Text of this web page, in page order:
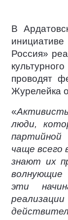
В
Россия»
проводят
Журелейка
«
люди,
чаще всего
знают их
эти